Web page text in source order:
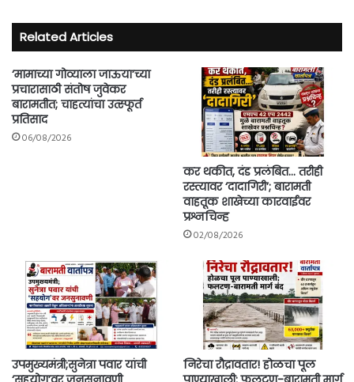
Related Articles
‘मामाच्या गोव्याला जाऊया’च्या
प्रचारासाठी संतोष जुवेकर
बारामतीत; चाहत्यांचा उत्स्फूर्त
प्रतिसाद
06/08/2026
कर थकीत, दंड प्रलंबित… तरीही
रस्त्यावर ‘दादागिरी’; बारामती
वाहतूक शाखेच्या कारवाईवर
प्रश्नचिन्ह
02/08/2026
उपमुख्यमंत्री;सुनेत्रा पवार यांची
निरेचा रौद्रावतार! होळचा पूल